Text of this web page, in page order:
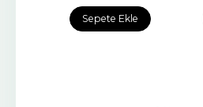
Sepete Ekle